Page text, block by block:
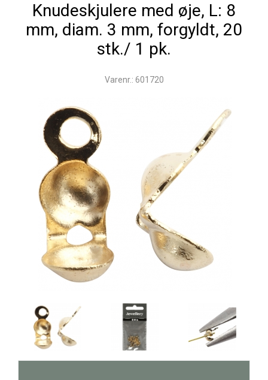
Knudeskjulere med øje, L: 8
mm, diam. 3 mm, forgyldt, 20
stk./ 1 pk.
Varenr.: 601720